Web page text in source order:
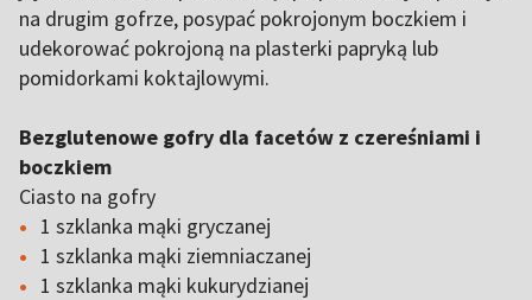
na drugim gofrze, posypać pokrojonym boczkiem i
udekorować pokrojoną na plasterki papryką lub
pomidorkami koktajlowymi.
Bezglutenowe gofry dla facetów z czereśniami i
boczkiem
Ciasto na gofry
1 szklanka mąki gryczanej
1 szklanka mąki ziemniaczanej
1 szklanka mąki kukurydzianej